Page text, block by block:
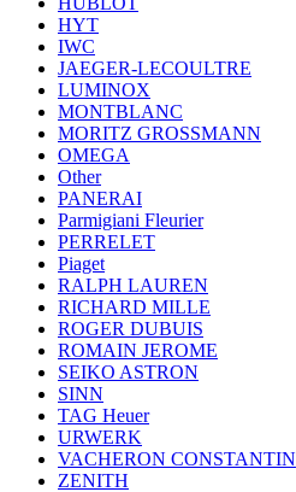
HYT
IWC
JAEGER-LECOULTRE
LUMINOX
MONTBLANC
MORITZ GROSSMANN
OMEGA
Other
PANERAI
Parmigiani Fleurier
PERRELET
Piaget
RALPH LAUREN
RICHARD MILLE
ROGER DUBUIS
ROMAIN JEROME
SEIKO ASTRON
SINN
TAG Heuer
URWERK
VACHERON CONSTANTIN
ZENITH